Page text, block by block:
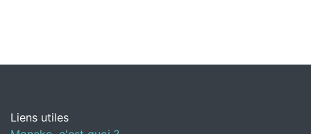
Liens utiles